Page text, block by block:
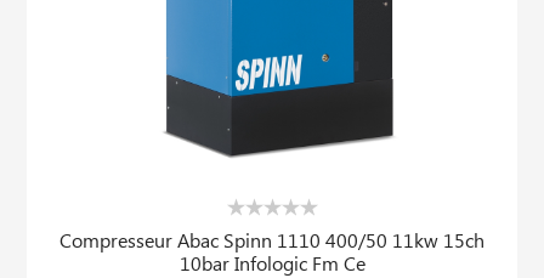
Compresseur Abac Spinn 1110 400/50 11kw 15ch
10bar Infologic Fm Ce